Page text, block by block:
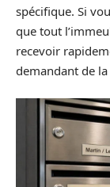
spécifique. Si
que tout
recevoir
demandant de